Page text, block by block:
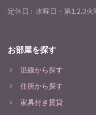
定休日 : 水曜日・第1,2,3火
お部屋を探す
沿線から探す
住所から探す
家具付き賃貸